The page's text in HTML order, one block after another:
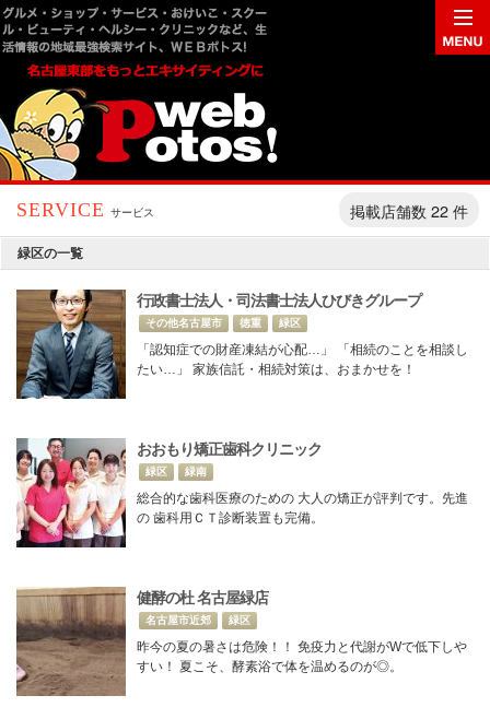
SERVICE サービス 掲載店舗数 22 件
緑区の一覧
行政書士法人・司法書士法人ひびきグループ
その他名古屋市 徳重 緑区
「認知症での財産凍結が心配…」 「相続のことを相談し
たい…」 家族信託・相続対策は、おまかせを！
おおもり矯正歯科クリニック
緑区 緑南
総合的な歯科医療のための 大人の矯正が評判です。先進
の 歯科用ＣＴ診断装置も完備。
健酵の杜 名古屋緑店
名古屋市近郊 緑区
昨今の夏の暑さは危険！！ 免疫力と代謝がWで低下しや
すい！ 夏こそ、酵素浴で体を温めるのが◎。